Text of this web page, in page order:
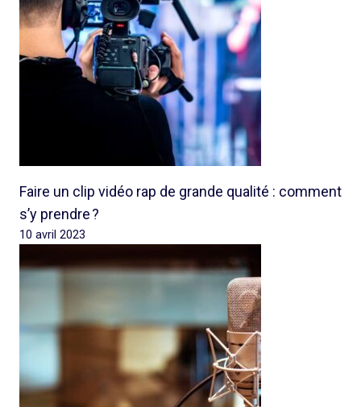
Faire un clip vidéo rap de grande qualité : comment
s’y prendre ?
10 avril 2023